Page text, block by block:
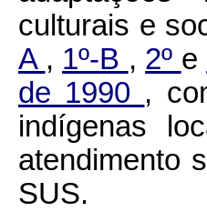
culturais e
A , 1º-B , 2º e
de 1990 ,
indígenas
atendimento
SUS.